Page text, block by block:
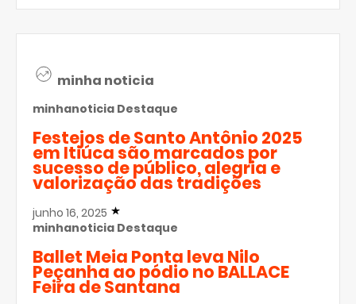
minha noticia
minhanoticia Destaque
Festejos de Santo Antônio 2025
em Itiúca são marcados por
sucesso de público, alegria e
valorização das tradições
junho 16, 2025
minhanoticia Destaque
Ballet Meia Ponta leva Nilo
Peçanha ao pódio no BALLACE
Feira de Santana